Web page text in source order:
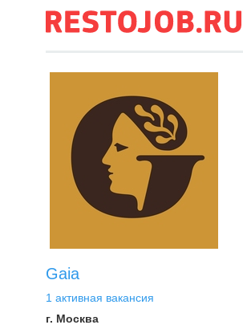
Gaia
1 активная вакансия
г. Москва